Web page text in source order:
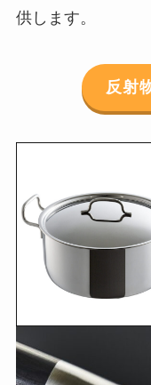
供します。
反射